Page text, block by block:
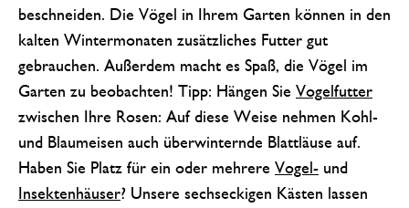
beschneiden. Die Vögel in Ihrem Garten können in den
kalten Wintermonaten zusätzliches Futter gut
gebrauchen. Außerdem macht es Spaß, die Vögel im
Garten zu beobachten! Tipp: Hängen Sie Vogelfutter
zwischen Ihre Rosen: Auf diese Weise nehmen Kohl-
und Blaumeisen auch überwinternde Blattläuse auf.
Haben Sie Platz für ein oder mehrere Vogel- und
Insektenhäuser? Unsere sechseckigen Kästen lassen